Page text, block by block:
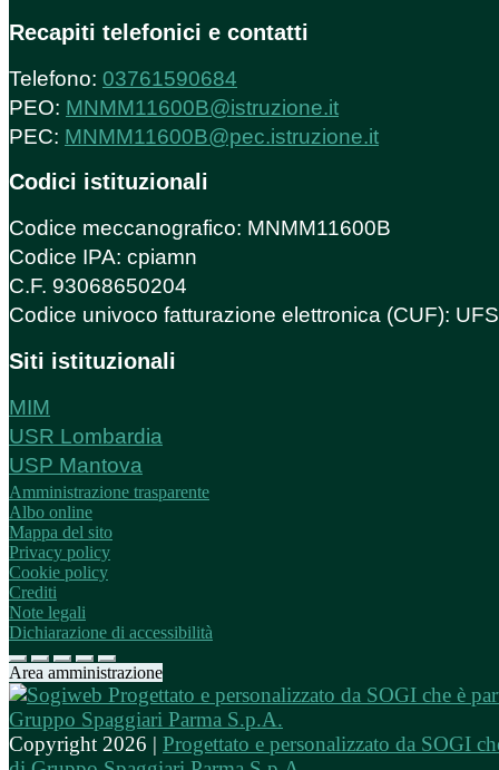
Recapiti telefonici e contatti
Telefono: 03761590684
PEO: MNMM11600B@istruzione.it
PEC: MNMM11600B@pec.istruzione.it
Codici istituzionali
Codice meccanografico: MNMM11600B
Codice IPA: cpiamn
C.F. 93068650204
Codice univoco fatturazione elettronica (CUF):
Siti istituzionali
MIM
USR Lombardia
USP Mantova
Amministrazione trasparente
Albo online
Mappa del sito
Privacy policy
Cookie policy
Crediti
Note legali
Dichiarazione di accessibilità
Area amministrazione
Copyright 2026 | Progettato e personalizzato da SOGI